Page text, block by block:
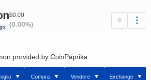
$0.00
(0.00%)
provided by CoinPaprika
Compra Vendere Exchange